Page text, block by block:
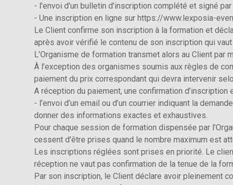
- l'envoi d'un bulletin d’inscription complété et signé
- Une inscription en ligne sur https://www.lexposia-
Le Client confirme son inscription à la formation et
après avoir vérifié le contenu de son inscription qui vaut
L’Organisme de formation transmet alors au Client
À l’exception des organismes soumis aux règles de
paiement du prix correspondant qui devra intervenir
A réception du paiement, une confirmation
- l’envoi d’un email ou d’un courrier indiquant la
donner des informations exactes et exhaustives.
Pour chaque session de formation dispensée par
cessent d'être prises quand le nombre maximum est
Les inscriptions réglées sont prises en priorité. Le
réception ne vaut pas confirmation de la tenue de la
Par son inscription, le Client déclare avoir pleinement